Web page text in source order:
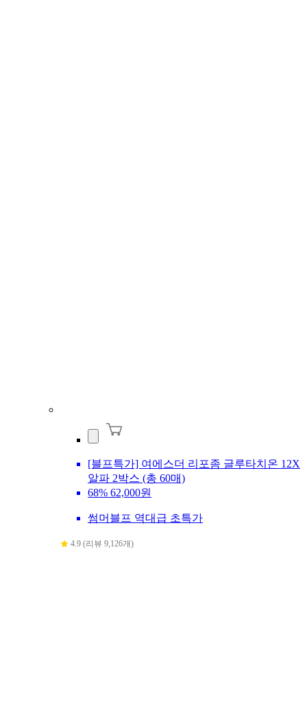
[블프특가] 여에스더 리포좀 글루타치온 12X
알파 2박스 (총 60매)
68% 62,000원
썸머블프 역대급 초특가
4.9 (리뷰 9,126개)